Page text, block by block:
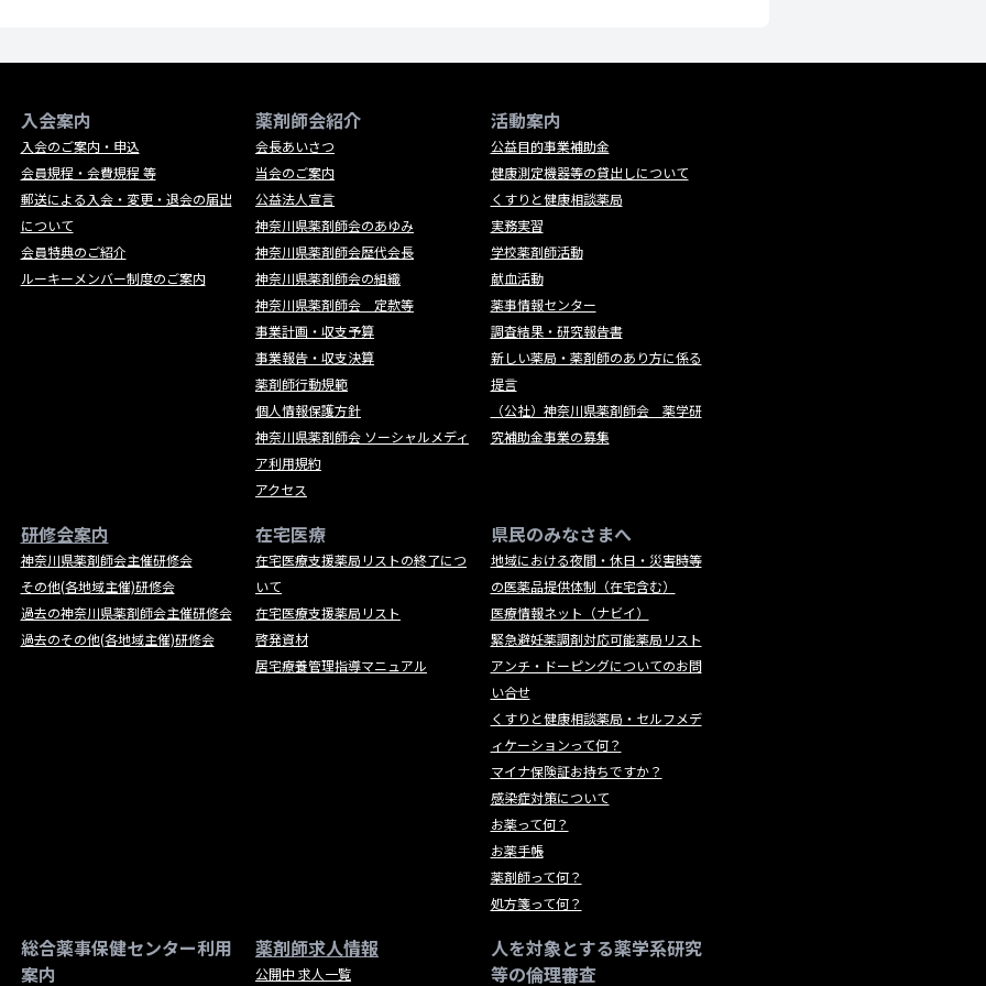
入会案内
入会のご案内・申込
会員規程・会費規程 等
郵送による入会・変更・退会の届出
について
会員特典のご紹介
ルーキーメンバー制度のご案内
薬剤師会紹介
会長あいさつ
当会のご案内
公益法人宣言
神奈川県薬剤師会のあゆみ
神奈川県薬剤師会歴代会長
神奈川県薬剤師会の組織
神奈川県薬剤師会 定款等
事業計画・収支予算
事業報告・収支決算
薬剤師行動規範
個人情報保護方針
神奈川県薬剤師会 ソーシャルメディ
ア利用規約
アクセス
活動案内
公益目的事業補助金
健康測定機器等の貸出しについて
くすりと健康相談薬局
実務実習
学校薬剤師活動
献血活動
薬事情報センター
調査結果・研究報告書
新しい薬局・薬剤師のあり方に係る
提言
（公社）神奈川県薬剤師会 薬学研
究補助金事業の募集
研修会案内
神奈川県薬剤師会主催研修会
その他(各地域主催)研修会
過去の神奈川県薬剤師会主催研修会
過去のその他(各地域主催)研修会
在宅医療
在宅医療支援薬局リストの終了につ
いて
在宅医療支援薬局リスト
啓発資材
居宅療養管理指導マニュアル
県民のみなさまへ
地域における夜間・休日・災害時等
の医薬品提供体制（在宅含む）
医療情報ネット（ナビイ）
緊急避妊薬調剤対応可能薬局リスト
アンチ・ドーピングについてのお問
い合せ
くすりと健康相談薬局・セルフメデ
ィケーションって何？
マイナ保険証お持ちですか？
感染症対策について
お薬って何？
お薬手帳
薬剤師って何？
処方箋って何？
総合薬事保健センター利用
案内
薬剤師求人情報
公開中 求人一覧
人を対象とする薬学系研究
等の倫理審査